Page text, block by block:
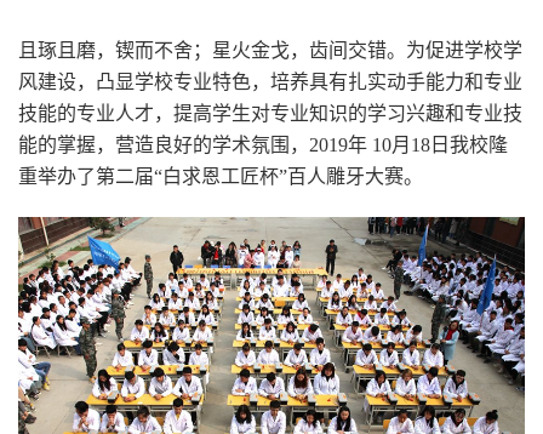
且琢且磨，锲而不舍；星火金戈，齿间交错。为促进学校学
风建设，凸显学校专业特色，培养具有扎实动手能力和专业
技能的专业人才，提高学生对专业知识的学习兴趣和专业技
能的掌握，营造良好的学术氛围，2019年 10月18日我校隆
重举办了第二届“白求恩工匠杯”百人雕牙大赛。